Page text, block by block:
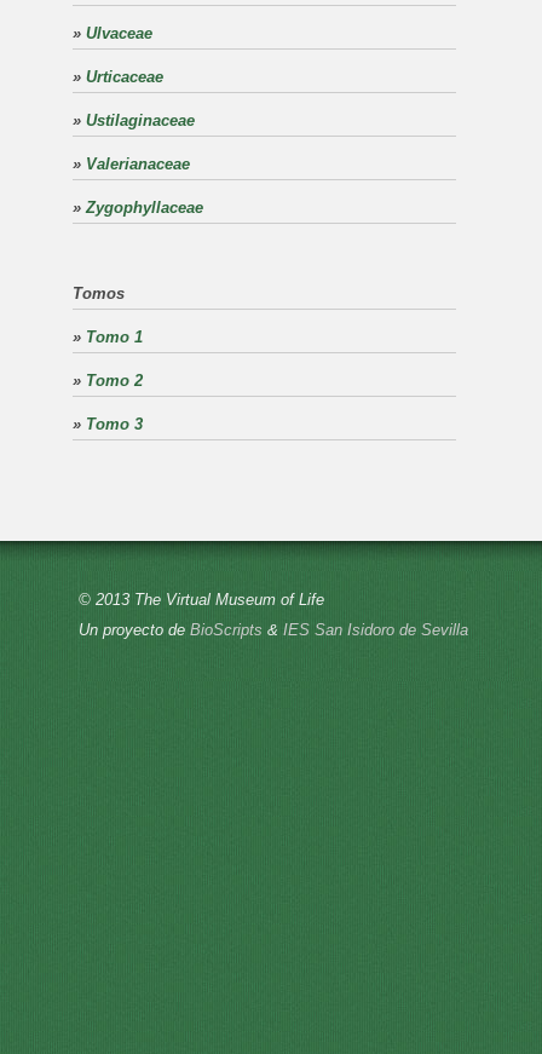
» Ulvaceae
» Urticaceae
» Ustilaginaceae
» Valerianaceae
»Zygophyllaceae
Tomos
» Tomo 1
» Tomo 2
» Tomo 3
© 2013 The Virtual Museum of Life
Un proyecto de BioScripts & IES San Isidoro de Sevilla